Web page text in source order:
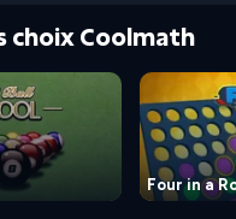
choix Coolmath
Four in a